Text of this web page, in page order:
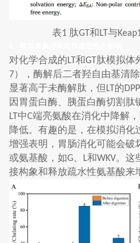
表1 肽GT和LT与
对化学合成的LT和GT 肽模拟体
7），酶解后二者羟自由基清
显著高于未酶解肽，但LT 的
因胃蛋白酶、胰蛋白酶切割肽
LT 中C端亮氨酸在消化中降解
降低。有趣的是，在模拟消化
增强表明，胃肠消化可能会破
或氨基酸，如G L和WKV。这
接构象和释放疏水性氨基酸来